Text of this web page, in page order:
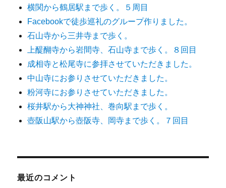
横関から鶴居駅まで歩く。５周目
Facebookで徒歩巡礼のグループ作りました。
石山寺から三井寺まで歩く。
上醍醐寺から岩間寺、石山寺まで歩く。８回目
成相寺と松尾寺に参拝させていただきました。
中山寺にお参りさせていただきました。
粉河寺にお参りさせていただきました。
桜井駅から大神神社、巻向駅まで歩く。
壺阪山駅から壺阪寺、岡寺まで歩く。７回目
最近のコメント